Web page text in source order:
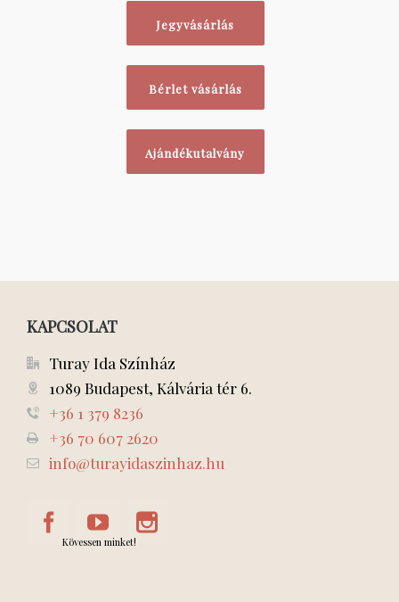
Jegyvásárlás
Bérlet vásárlás
Ajándékutalvány
KAPCSOLAT
Turay Ida Színház
1089 Budapest, Kálvária tér 6.
+36 1 379 8236
+36 70 607 2620
info@turayidaszinhaz.hu
Kövessen minket!